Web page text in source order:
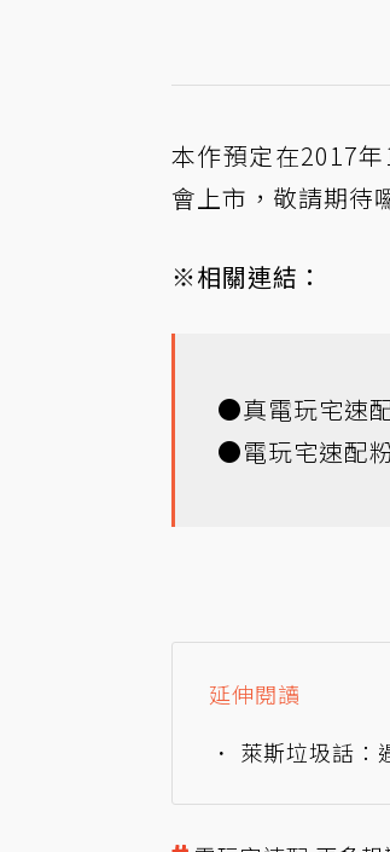
本作預定在2017
會上市，敬請期待
※相關連結：
●真電玩宅速
●電玩宅速配
延伸閱讀
萊斯垃圾話：